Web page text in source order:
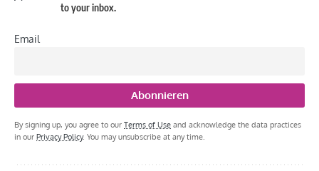
to your inbox.
Email
By signing up, you agree to our Terms of Use and acknowledge the data practices
in our Privacy Policy. You may unsubscribe at any time.